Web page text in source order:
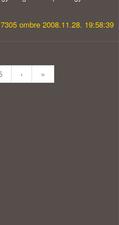
ombre 2008.11.28. 19:58:39
› »